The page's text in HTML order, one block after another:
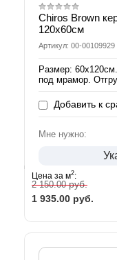
Chiros Brown
120х60см
Артикул: 00-00109929
Размер:
под мрамор.
Добавить к
Мне нужно:
Цена за м2:
2 150.00руб.
1 935.00 руб.